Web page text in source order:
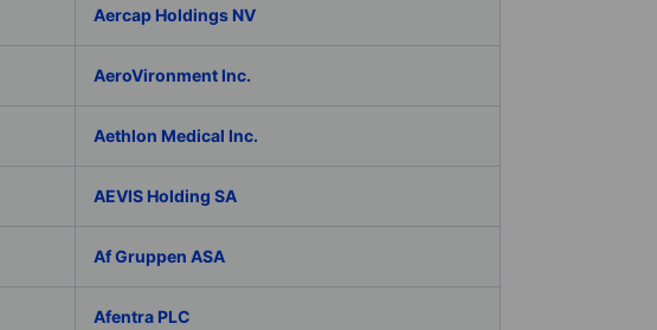
Aercap Holdings NV
AeroVironment Inc.
Aethlon Medical Inc.
AEVIS Holding SA
Af Gruppen ASA
Afentra PLC